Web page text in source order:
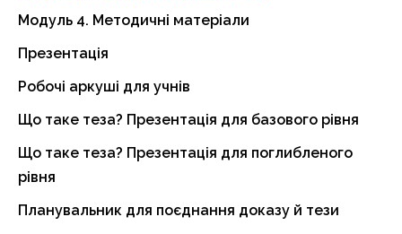
Модуль 4. Методичні матеріали
Презентація
Робочі аркуші для учнів
Що таке теза? Презентація для базового рівня
Що таке теза? Презентація для поглибленого
рівня
Планувальник для поєднання доказу й тези